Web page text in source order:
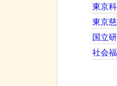
東京
東京
国立
社会